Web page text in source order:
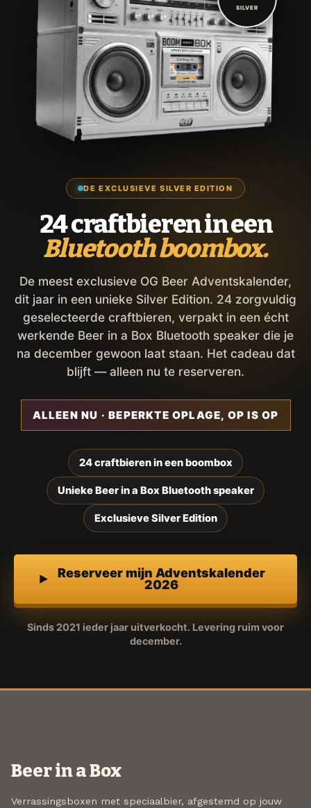
DE EXCLUSIEVE SILVER EDITION
24 craftbieren in een
Bluetooth boombox.
De meest exclusieve OG Beer Adventskalender,
dit jaar in een unieke Silver Edition. 24 zorgvuldig
geselecteerde craftbieren, verpakt in een écht
werkende Beer in a Box Bluetooth speaker die je
na december gewoon laat staan. Het cadeau dat
blijft — alleen nu te reserveren.
ALLEEN NU · BEPERKTE OPLAGE, OP IS OP
24 craftbieren in een boombox
Unieke Beer in a Box Bluetooth speaker
Exclusieve Silver Edition
Reserveer mijn Adventskalender
2026
Sinds 2021 ieder jaar uitverkocht. Levering ruim voor
december.
SILVER
Beer in a Box
Verrassingsboxen met speciaalbier, afgestemd op jouw